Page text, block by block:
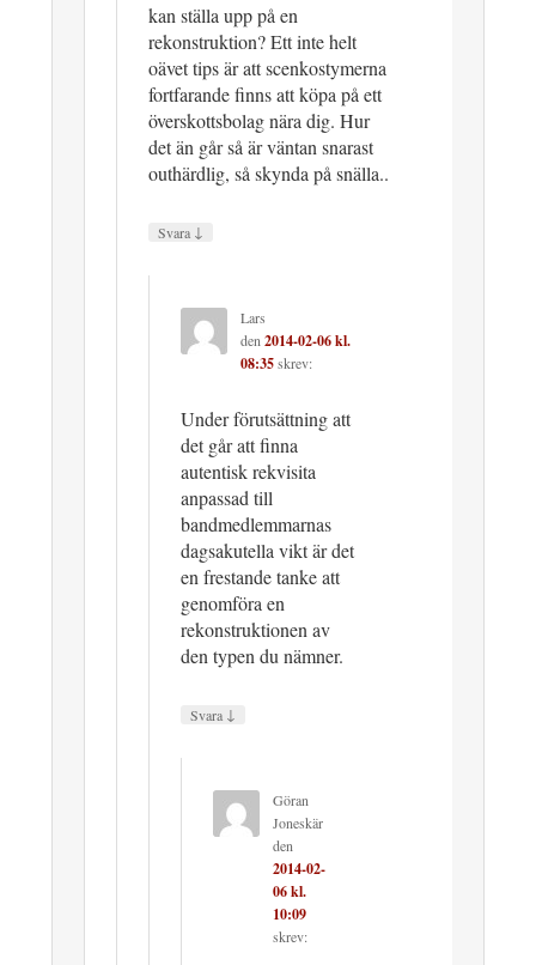
kan ställa upp på en
rekonstruktion? Ett inte helt
oävet tips är att scenkostymerna
fortfarande finns att köpa på ett
överskottsbolag nära dig. Hur
det än går så är väntan snarast
outhärdlig, så skynda på snälla..
Svara ↓
Lars
den2014-02-06 kl.
08:35skrev:
Under förutsättning att
det går att finna
autentisk rekvisita
anpassad till
bandmedlemmarnas
dagsakutella vikt är det
en frestande tanke att
genomföra en
rekonstruktionen av
den typen du nämner.
Svara ↓
Göran
Joneskär
den
2014-02-
06 kl.
10:09
skrev: